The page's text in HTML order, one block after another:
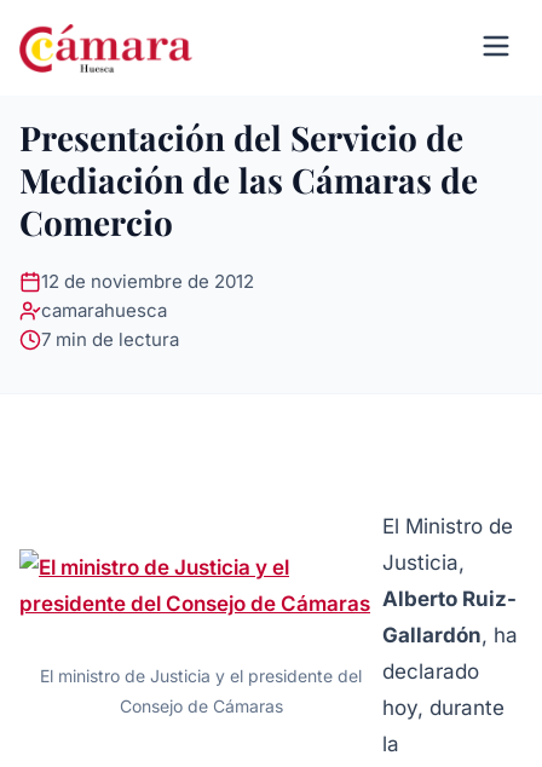
Presentación del Servicio de
Mediación de las Cámaras de
Comercio
12 de noviembre de 2012
camarahuesca
7 min de lectura
El ministro de Justicia y el presidente del
Consejo de Cámaras
El Ministro de
Justicia,
Alberto Ruiz-
Gallardón, ha
declarado
hoy, durante
la